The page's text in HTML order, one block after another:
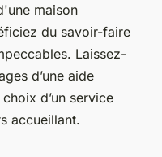
maison
du savoir-faire
Laissez-
d’une aide
d’un service
accueillant.